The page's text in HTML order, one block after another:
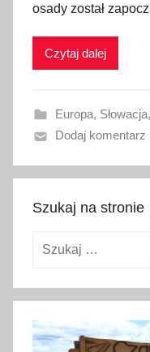
l
i
a
n
1
5
c
n
osady został
Czytaj dalej
Europa, Słowacja,
Dodaj komentarz
Szukaj na stronie
Szukaj: